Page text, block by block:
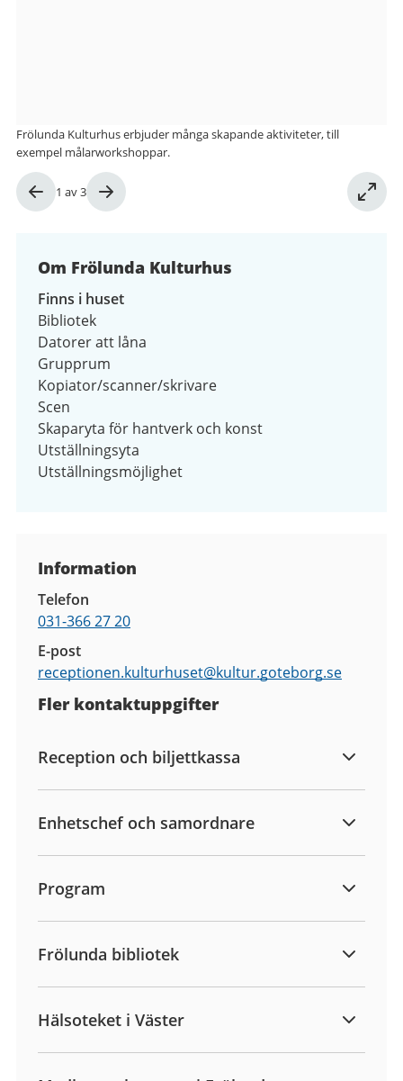
Bild
1 av3
Frölunda Kulturhus erbjuder många skapande aktiviteter, till
exempel målarworkshoppar.
Om Frölunda Kulturhus
Finns i huset
Bibliotek
Datorer att låna
Grupprum
Kopiator/scanner/skrivare
Scen
Skaparyta för hantverk och konst
Utställningsyta
Utställningsmöjlighet
Information
Telefon
031-366 27 20
E-post
receptionen.kulturhuset@kultur.goteborg.se
Fler kontaktuppgifter
Reception och biljettkassa
Enhetschef och samordnare
Program
Frölunda bibliotek
Hälsoteket i Väster